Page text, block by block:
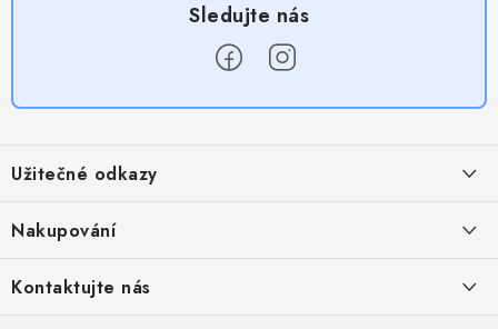
p
a
Užitečné odkazy
Provizní systém
Nakupování
Kontaktujte nás